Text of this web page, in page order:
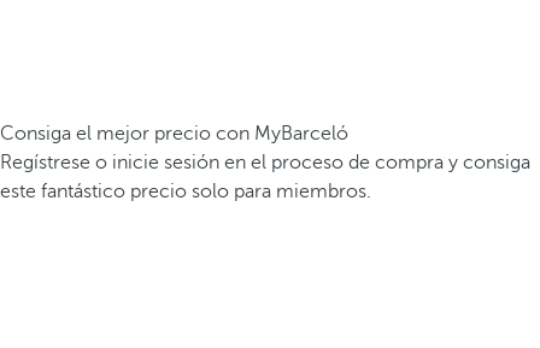
Consiga el mejor precio con MyBarceló
Regístrese o inicie sesión en el proceso de compra y consiga
este fantástico precio solo para miembros.